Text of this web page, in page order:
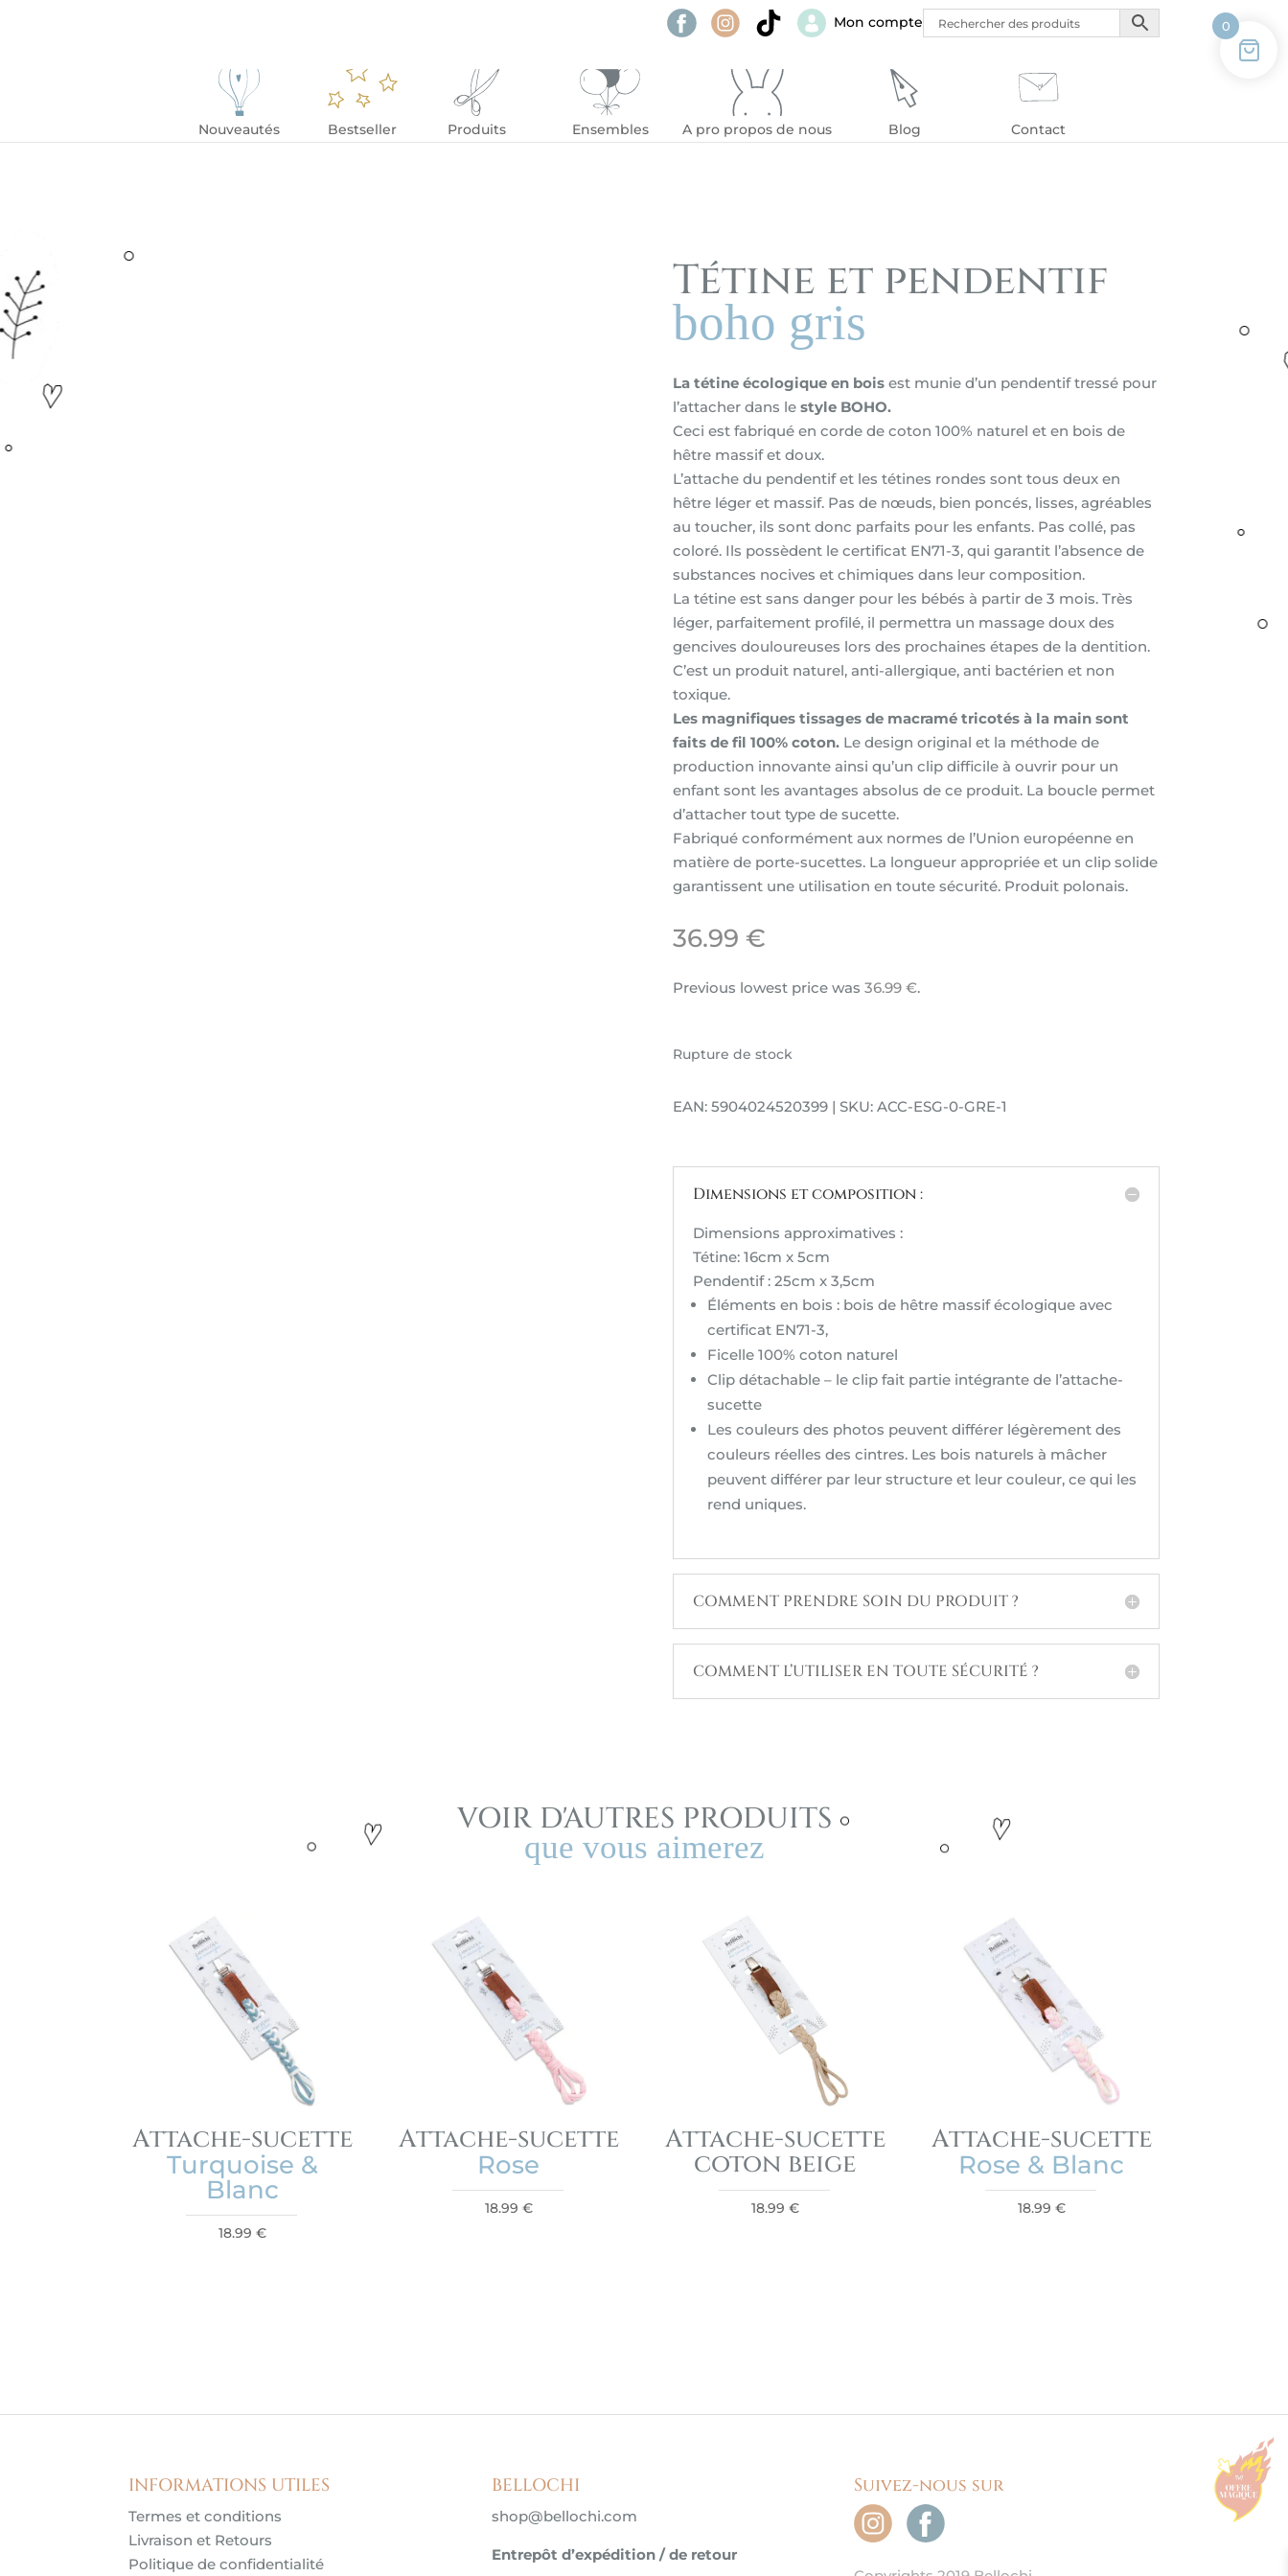
Mon compte
Nouveautés Bestseller Produits Ensembles A pro propos de nous Blog Contact
Tétine et pendentif
boho gris
La tétine écologique en boisest munie d’un pendentif tressé pour
l’attacher dans lestyle BOHO.
Ceci est fabriqué en corde de coton 100% naturel et en bois de
hêtre massif et doux.
L’attache du pendentif et les tétines rondes sont tous deux en
hêtre léger et massif. Pas de nœuds, bien poncés, lisses, agréables
au toucher, ils sont donc parfaits pour les enfants. Pas collé, pas
coloré. Ils possèdent le certificat EN71-3, qui garantit l’absence de
substances nocives et chimiques dans leur composition.
La tétine est sans danger pour les bébés à partir de 3 mois. Très
léger, parfaitement profilé, il permettra un massage doux des
gencives douloureuses lors des prochaines étapes de la dentition.
C’est un produit naturel, anti-allergique, anti bactérien et non
toxique.
Les magnifiques tissages de macramé tricotés à la main sont
faits de fil 100% coton.Le design original et la méthode de
production innovante ainsi qu’un clip difficile à ouvrir pour un
enfant sont les avantages absolus de ce produit. La boucle permet
d’attacher tout type de sucette.
Fabriqué conformément aux normes de l’Union européenne en
matière de porte-sucettes. La longueur appropriée et un clip solide
garantissent une utilisation en toute sécurité. Produit polonais.
36.99 €
Previous lowest price was 36.99 €.
Rupture de stock
EAN: 5904024520399 | SKU: ACC-ESG-0-GRE-1
Dimensions et composition :
Dimensions approximatives :
Tétine: 16cm x 5cm
Pendentif : 25cm x 3,5cm
Éléments en bois : bois de hêtre massif écologique avec
certificat EN71-3,
Ficelle 100% coton naturel
Clip détachable – le clip fait partie intégrante de l’attache-
sucette
Les couleurs des photos peuvent différer légèrement des
couleurs réelles des cintres. Les bois naturels à mâcher
peuvent différer par leur structure et leur couleur, ce qui les
rend uniques.
COMMENT PRENDRE SOIN DU PRODUIT ?
COMMENT L’UTILISER EN TOUTE SÉCURITÉ ?
VOIR D'AUTRES PRODUITS
que vous aimerez
Attache-sucette
Turquoise &
Blanc
18.99 €
Attache-sucette
Rose
18.99 €
Attache-sucette
coton beige
18.99 €
Attache-sucette
Rose & Blanc
18.99 €
INFORMATIONS UTILES
Termes et conditions
Livraison et Retours
Politique de confidentialité
BELLOCHI
shop@bellochi.com
Entrepôt d’expédition / de retour
Suivez-nous sur
0